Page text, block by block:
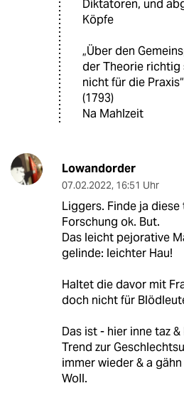
Diktatoren, und
Köpfe
„Über den
der Theorie richtig
nicht für die
(1793)
Na Mahlzeit
Lowandorder
07.02.2022, 16:51 Uhr
Liggers. Finde ja
Forschung ok. But.
Das leicht pejorative
gelinde: leichter Hau!
Haltet die davor mit
doch nicht für
Das ist - hier inne taz
Trend zur
immer wieder & a
Woll.